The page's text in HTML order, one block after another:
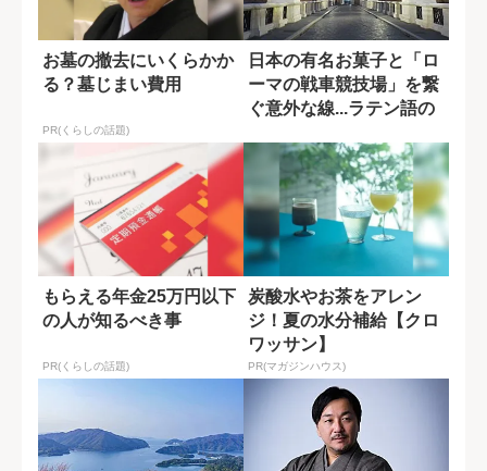
お墓の撤去にいくらかか
る？墓じまい費用
PR(くらしの話題)
日本の有名お菓子と「ロ
ーマの戦車競技場」を繋
ぐ意外な線...ラテン語の
もらえる年金25万円以下
の人が知るべき事
PR(くらしの話題)
炭酸水やお茶をアレン
ジ！夏の水分補給【クロ
ワッサン】
PR(マガジンハウス)